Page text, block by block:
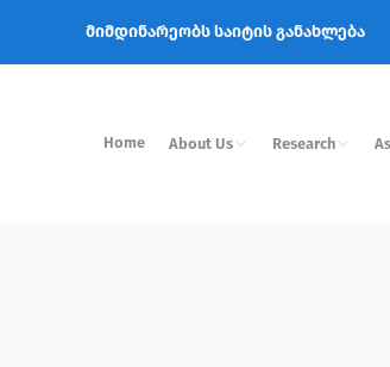
მიმდინარეობს საიტის განახლება
Home About Us Research